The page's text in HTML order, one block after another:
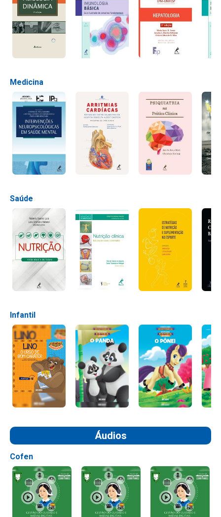
Medicina
Saúde
Infantil
Áudios
Cofen